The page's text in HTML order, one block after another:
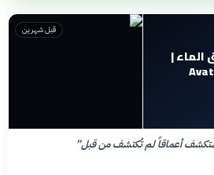
الماء |
قبل شهرين
أعماقاً لم تُكتشف من قبل”